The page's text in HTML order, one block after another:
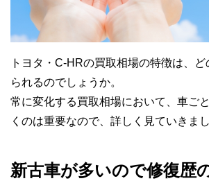
トヨタ・C-HRの買取相場の特徴は、
られるのでしょうか。
常に変化する買取相場において、車ご
くのは重要なので、詳しく見ていきまし
新古車が多いので修復歴